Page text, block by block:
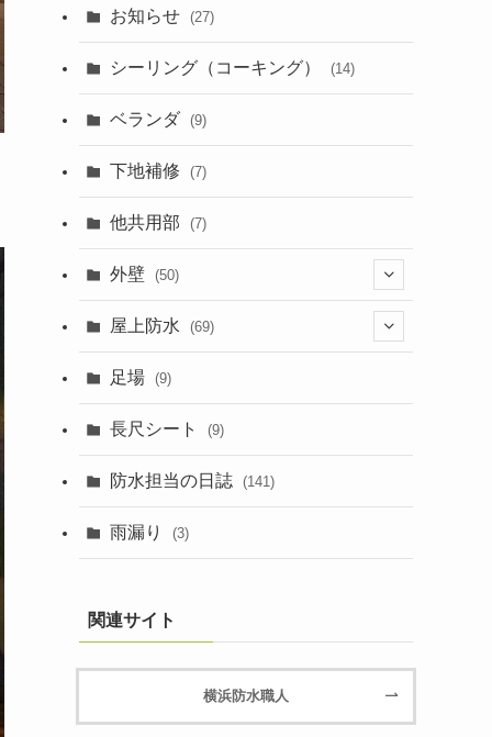
お知らせ (27)
シーリング（コーキング） (14)
ベランダ (9)
下地補修 (7)
他共用部 (7)
外壁 (50)
(6)
(32)
屋上防水 (69)
(50)
足場 (9)
長尺シート (9)
防水担当の日誌 (141)
雨漏り (3)
関連サイト
横浜防水職人